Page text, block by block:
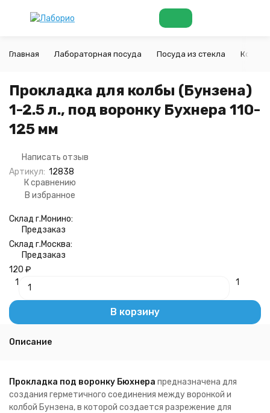
Главная Лабораторная посуда Посуда из стекла Колбы
Прокладка для колбы (Бунзена)
1-2.5 л., под воронку Бухнера 110-
125 мм
Написать отзыв
Артикул: 12838
К сравнению
В избранное
Склад г.Монино:
Предзаказ
Склад г.Москва:
Предзаказ
120 ₽
1
1
В корзину
Описание
Прокладка под воронку Бюхнера предназначена для
создания герметичного соединения между воронкой и
колбой Бунзена, в которой создается разрежение для